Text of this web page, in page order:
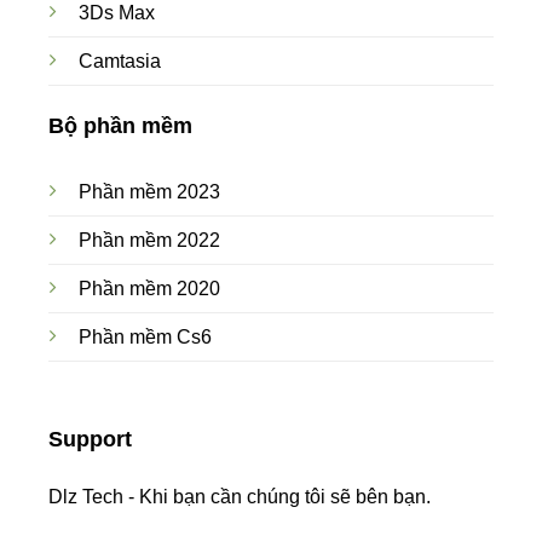
3Ds Max
Camtasia
Bộ phần mềm
Phần mềm 2023
Phần mềm 2022
Phần mềm 2020
Phần mềm Cs6
Support
Dlz Tech - Khi bạn cần chúng tôi sẽ bên bạn.